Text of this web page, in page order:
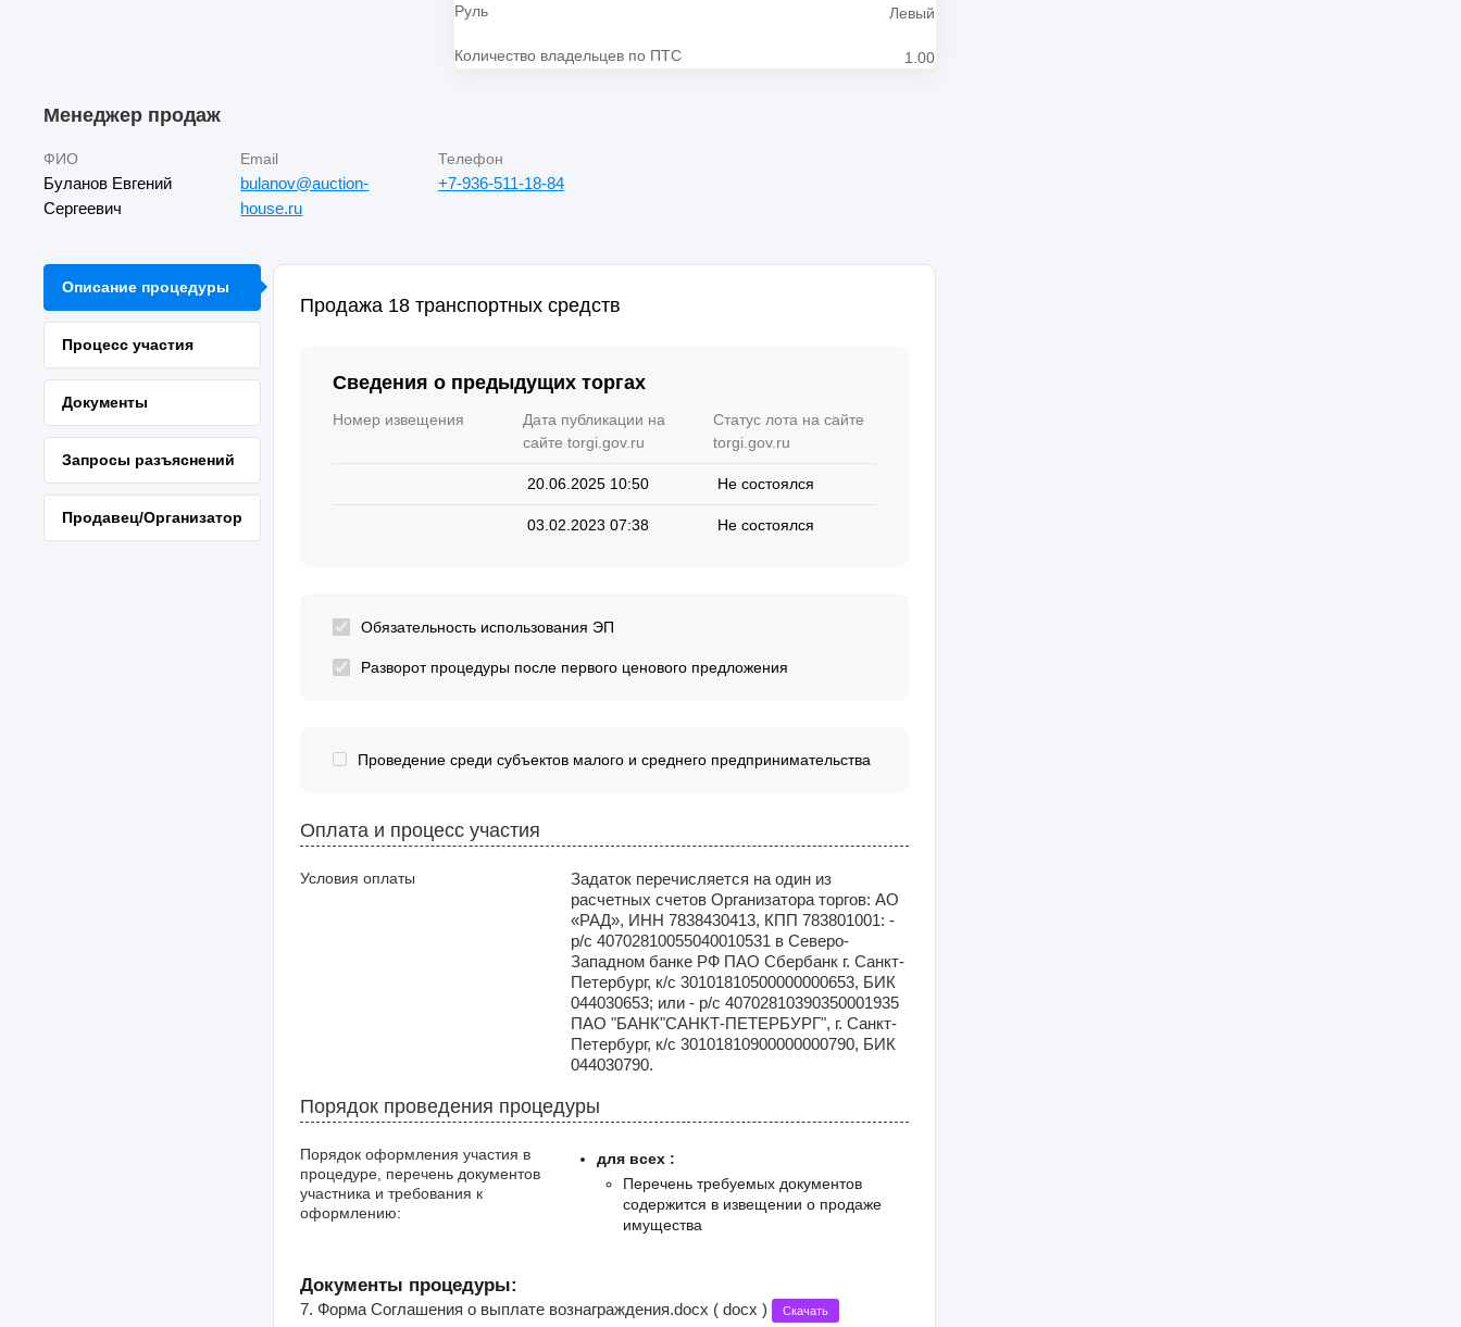
Руль Левый
Количество владельцев по ПТС 1.00
Менеджер продаж
ФИО
Буланов Евгений
Сергеевич
Email
bulanov@auction-
house.ru
Телефон
+7-936-511-18-84
Описание процедуры
Процесс участия
Документы
Запросы разъяснений
Продавец/Организатор
Продажа 18 транспортных средств
Сведения о предыдущих торгах
Номер извещения
Дата публикации на
сайте torgi.gov.ru
Статус лота на сайте
torgi.gov.ru
20.06.2025 10:50 Не состоялся
03.02.2023 07:38 Не состоялся
Обязательность использования ЭП
Разворот процедуры после первого ценового предложения
Проведение среди субъектов малого и среднего предпринимательства
Оплата и процесс участия
Условия оплаты
Задаток перечисляется на один из
расчетных счетов Организатора торгов: АО
«РАД», ИНН 7838430413, КПП 783801001: -
р/с 40702810055040010531 в Северо-
Западном банке РФ ПАО Сбербанк г. Санкт-
Петербург, к/с 30101810500000000653, БИК
044030653; или - р/с 40702810390350001935
ПАО "БАНК"САНКТ-ПЕТЕРБУРГ", г. Санкт-
Петербург, к/с 30101810900000000790, БИК
044030790.
Порядок проведения процедуры
Порядок оформления участия в
процедуре, перечень документов
участника и требования к
оформлению:
для всех :
Перечень требуемых документов
содержится в извещении о продаже
имущества
Документы процедуры:
7. Форма Соглашения о выплате вознаграждения.docx ( docx ) Скачать